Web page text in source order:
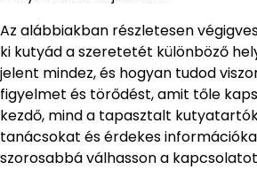
Az alábbiakban részletesen
ki kutyád a szeretetét különböző
jelent mindez, és hogyan tudod
figyelmet és törődést, amit tőle
kezdő, mind a tapasztalt
tanácsokat és érdekes
szorosabbá válhasson a